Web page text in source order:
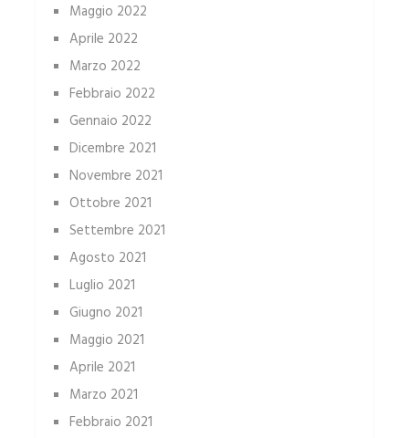
Maggio 2022
Aprile 2022
Marzo 2022
Febbraio 2022
Gennaio 2022
Dicembre 2021
Novembre 2021
Ottobre 2021
Settembre 2021
Agosto 2021
Luglio 2021
Giugno 2021
Maggio 2021
Aprile 2021
Marzo 2021
Febbraio 2021